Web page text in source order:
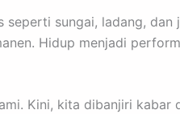
sungai, ladang, dan
Hidup menjadi
Kini, kita dibanjiri kabar